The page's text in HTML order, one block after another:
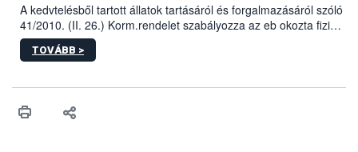
A kedvtelésből tartott állatok tartásáról és forgalmazásáról szóló
41/2010. (II. 26.) Korm.rendelet szabályozza az eb okozta fizikai
sérülés, illetve ennek veszélye keletkezésekor felmerülő
hatósági feladatokat, valamint a veszélyes eb tartását és annak
vonni az ebek viselkedésének megítélésében jártas szakértőt.
TOVÁBB >